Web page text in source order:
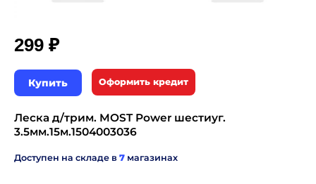
299 ₽
Купить Оформить кредит
Леска д/трим. MOST Power шестиуг.
3.5мм.15м.1504003036
Доступен на складе в 7 магазинах